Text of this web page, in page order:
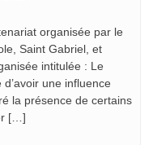
organisée par le
Saint Gabriel, et
intitulée : Le
une influence
la présence de certains
[…]